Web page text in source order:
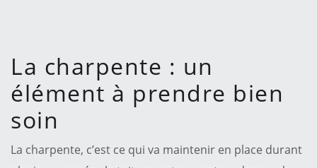
La charpente : un
élément à prendre bien
soin
La charpente, c’est ce qui va maintenir en place durant